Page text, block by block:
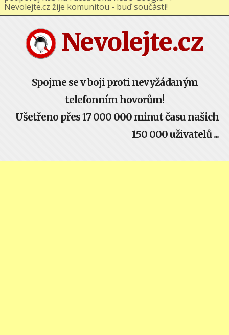
Nevolejte.cz
Spojme se v boji proti nevyžádaným
telefonním hovorům!
Ušetřeno přes 17 000 000 minut času našich
150 000 uživatelů ...
Nevolejte.cz žije komunitou - buď součástí!